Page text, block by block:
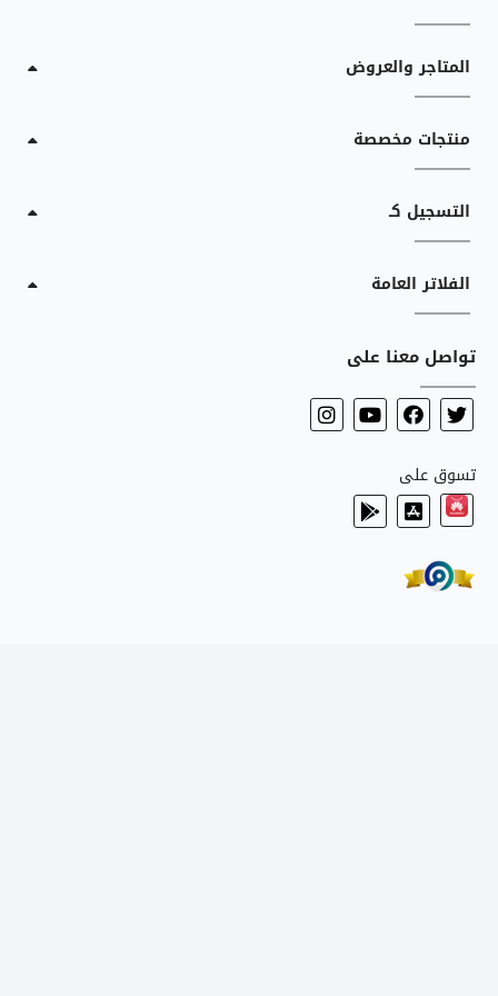
المتاجر والعروض
منتجات مخصصة
التسجيل كـ
الفلاتر العامة
تواصل معنا على
تسوق على